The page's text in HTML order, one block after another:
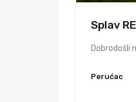
Splav
Dobrodošli
Perućac